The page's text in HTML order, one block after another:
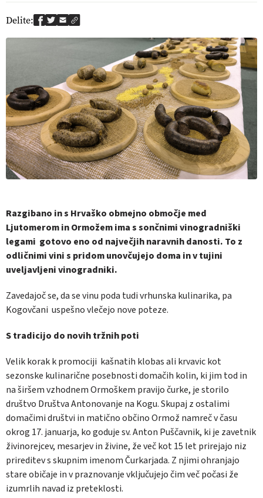
Delite:
Razgibano in s Hrvaško obmejno območje med
Ljutomerom in Ormožem ima s sončnimi vinogradniški
legami gotovo eno od največjih naravnih danosti. To z
odličnimi vini s pridom unovčujejo doma in v tujini
uveljavljeni vinogradniki.
Zavedajoč se, da se vinu poda tudi vrhunska kulinarika, pa
Kogovčani uspešno vlečejo nove poteze.
S tradicijo do novih tržnih poti
Velik korak k promociji kašnatih klobas ali krvavic kot
sezonske kulinarične posebnosti domačih kolin, ki jim tod in
na širšem vzhodnem Ormoškem pravijo čurke, je storilo
društvo Društva Antonovanje na Kogu. Skupaj z ostalimi
domačimi društvi in matično občino Ormož namreč v času
okrog 17. januarja, ko goduje sv. Anton Puščavnik, ki je zavetnik
živinorejcev, mesarjev in živine, že več kot 15 let prirejajo niz
prireditev s skupnim imenom Čurkarjada. Z njimi ohranjajo
stare običaje in v praznovanje vključujejo čim več počasi že
izumrlih navad iz preteklosti.